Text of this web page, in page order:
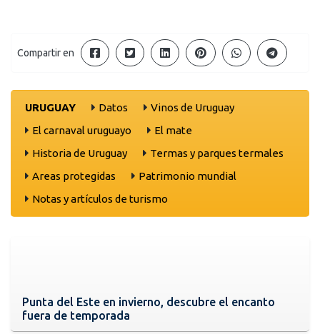
Compartir en
URUGUAY Datos
Vinos de Uruguay
El carnaval uruguayo
El mate
Historia de Uruguay
Termas y parques termales
Areas protegidas
Patrimonio mundial
Notas y artículos de turismo
Punta del Este en invierno, descubre el encanto
fuera de temporada